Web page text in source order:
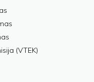
(VTEK)